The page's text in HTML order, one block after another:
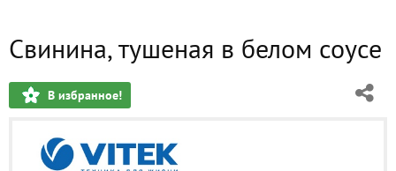
Свинина, тушеная в белом соусе
В избранное!